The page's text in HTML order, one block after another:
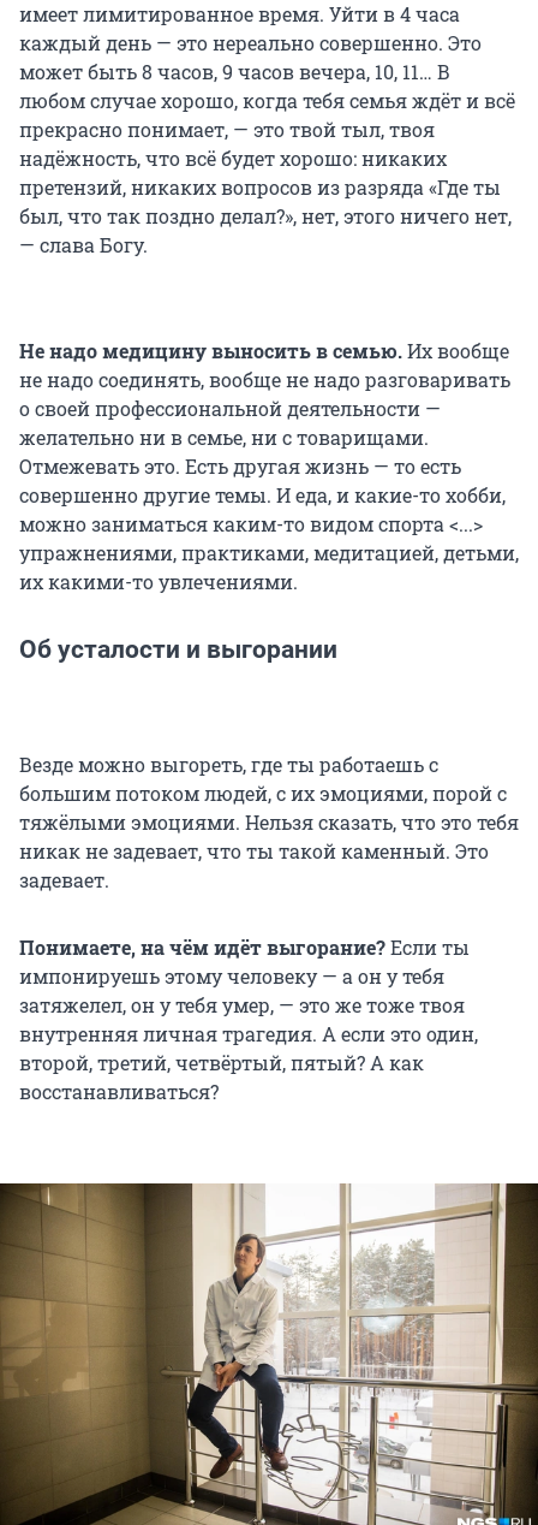
имеет лимитированное время. Уйти в 4 часа
каждый день — это нереально совершенно. Это
может быть 8 часов, 9 часов вечера, 10, 11… В
любом случае хорошо, когда тебя семья ждёт и всё
прекрасно понимает, — это твой тыл, твоя
надёжность, что всё будет хорошо: никаких
претензий, никаких вопросов из разряда «Где ты
был, что так поздно делал?», нет, этого ничего нет,
— слава Богу.
Не надо медицину выносить в семью.Их вообще
не надо соединять, вообще не надо разговаривать
о своей профессиональной деятельности —
желательно ни в семье, ни с товарищами.
Отмежевать это. Есть другая жизнь — то есть
совершенно другие темы. И еда, и какие-то хобби,
можно заниматься каким-то видом спорта <...>
упражнениями, практиками, медитацией, детьми,
их какими-то увлечениями.
Об усталости и выгорании
Везде можно выгореть, где ты работаешь с
большим потоком людей, с их эмоциями, порой с
тяжёлыми эмоциями. Нельзя сказать, что это тебя
никак не задевает, что ты такой каменный. Это
задевает.
Понимаете, на чём идёт выгорание?Если ты
импонируешь этому человеку — а он у тебя
затяжелел, он у тебя умер, — это же тоже твоя
внутренняя личная трагедия. А если это один,
второй, третий, четвёртый, пятый? А как
восстанавливаться?